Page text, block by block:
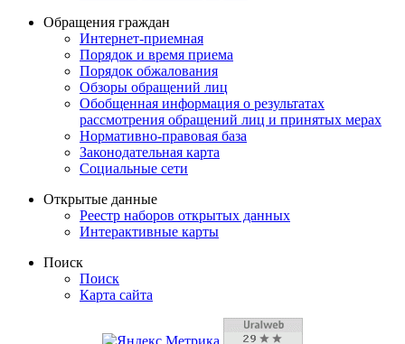
Обращения граждан
Интернет-приемная
Порядок и время приема
Порядок обжалования
Обзоры обращений лиц
Обобщенная информация о результатах
рассмотрения обращений лиц и принятых мерах
Нормативно-правовая база
Законодательная карта
Социальные сети
Открытые данные
Реестр наборов открытых данных
Интерактивные карты
Поиск
Поиск
Карта сайта